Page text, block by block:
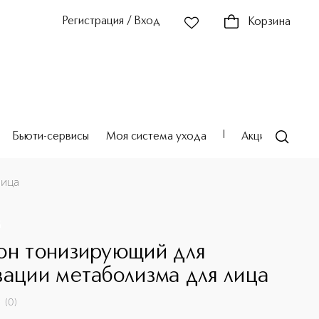
Регистрация / Вход Корзина
Бьюти-сервисы Моя система ухода Акции
тонизирующий для
метаболизма для лица
(0)